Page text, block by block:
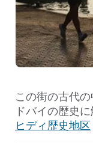
この街の古代
ドバイの歴史
ヒディ歴史地区